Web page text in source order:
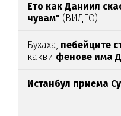
Ето как Даниил
чувам" (ВИДЕО)
Бухаха, пебейците
какви фенове има
Истанбул приема